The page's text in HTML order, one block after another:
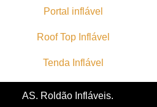
Portal inflável
Roof Top Inflável
Tenda Inflável
AS. Roldão Infláveis.